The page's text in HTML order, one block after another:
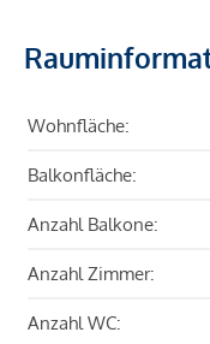
Wohnfläche:
Balkonfläche:
Anzahl Balkone:
Anzahl Zimmer:
Anzahl WC: